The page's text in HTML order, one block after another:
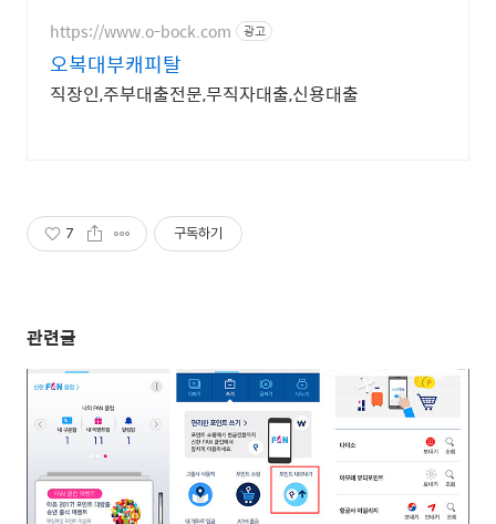
https://www.o-bock.com 광고
오복대부캐피탈
직장인,주부대출전문,무직자대출,신용대출
7 구독하기
관련글